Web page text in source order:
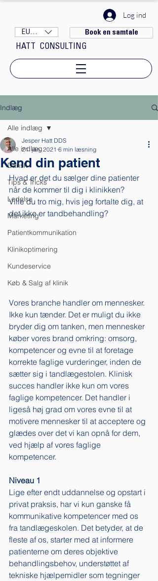
EUR (€)
Log ind
Book en samtale
HATT CONSULTING
Indlæg
Alle indlæg
Dansk
Tips & Tricks
Ledelse
Marketing
Patientkommunikation
Klinikoptimering
Kundeservice
Køb & Salg af klinik
Alle indlæg
Kend din patient
Jesper Hatt DDS
21. jan. 2021 6 min læsning
Hvad er det du sælger dine patienter
når de kommer til dig i klinikken?
Ville du tro mig, hvis jeg fortalte dig, at
det ikke er tandbehandling?
Vores branche handler om mennesker.
Ikke kun tænder. Det er muligt du ikke
bryder dig om tanken, men mennesker
køber vores brand omkring: omsorg,
kompetencer og evne til at foretage
korrekte faglige vurderinger, inden de
sætter sig i tandlægestolen. Klinisk
succes handler ikke kun om vores
faglige kompetencer. Det handler i
ligeså høj grad om vores evne til at
motivere mennesker til at acceptere og
glædes over det vi kan opnå for dem,
ved hjælp af vores faglige
kompetencer.
Niveau 1
Lige efter endt uddannelse og opstart i
privat praksis, har vi kun ganske få
kommunikative kompetencer med os
fra tandlægeskolen. Det betyder, at de
fleste af os, starter med at informere
patienterne om deres objektive
behandlingsbehov, understøttet af
tekniske hjælpemidler som tegninger